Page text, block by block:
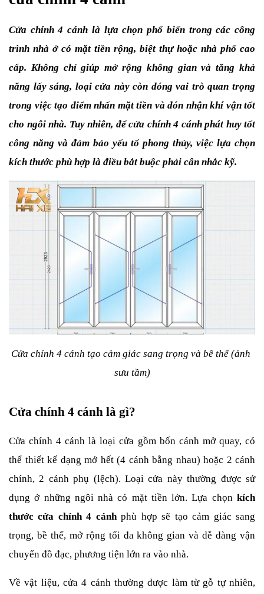
Cửa chính 4 cánh là lựa chọn phổ biến trong các công
trình nhà ở có mặt tiền rộng, biệt thự hoặc nhà phố cao
cấp. Không chỉ giúp mở rộng không gian và tăng khả
năng lấy sáng, loại cửa này còn đóng vai trò quan trọng
trong việc tạo điểm nhấn mặt tiền và đón nhận khí vận tốt
cho ngôi nhà. Tuy nhiên, để cửa chính 4 cánh phát huy tốt
công năng và đảm bảo yếu tố phong thủy, việc lựa chọn
kích thước phù hợp là điều bắt buộc phải cân nhắc kỹ.
Cửa chính 4 cánh tạo cảm giác sang trọng và bề thế (ảnh
sưu tầm)
Cửa chính 4 cánh là gì?
Cửa chính 4 cánh là loại cửa gồm bốn cánh mở quay, có
thể thiết kế dạng mở hết (4 cánh bằng nhau) hoặc 2 cánh
chính, 2 cánh phụ (lệch). Loại cửa này thường được sử
dụng ở những ngôi nhà có mặt tiền lớn. Lựa chọn kích
thước cửa chính 4 cánh phù hợp sẽ tạo cảm giác sang
trọng, bề thế, mở rộng tối đa không gian và dễ dàng vận
chuyển đồ đạc, phương tiện lớn ra vào nhà.
Về vật liệu, cửa 4 cánh thường được làm từ gỗ tự nhiên,